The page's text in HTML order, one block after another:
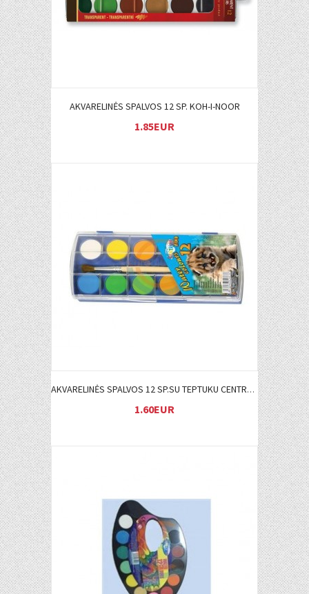
AKVARELINĖS SPALVOS 12 SP. KOH-I-NOOR
1.85EUR
Į KREPŠELĮ
AKVARELINĖS SPALVOS 12 SP.SU TEPTUKU CENTRUM
1.60EUR
Į KREPŠELĮ